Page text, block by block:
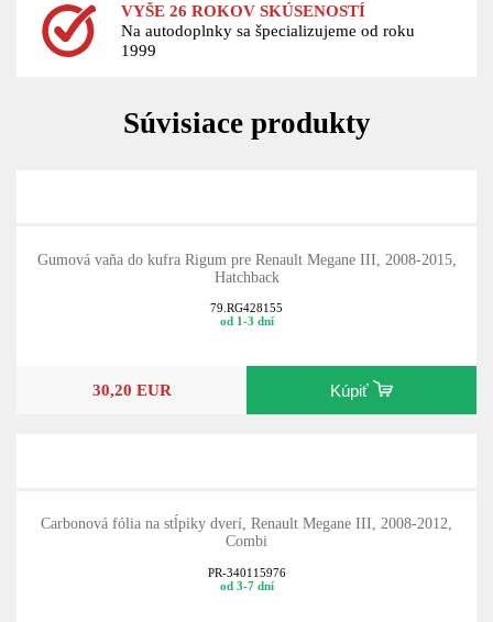
VYŠE 26 ROKOV SKÚSENOSTÍ
Na autodoplnky sa špecializujeme od roku
1999
Súvisiace produkty
Gumová vaňa do kufra Rigum pre Renault Megane III, 2008-2015,
Hatchback
79.RG428155
od 1-3 dní
30,20 EUR Kúpiť
Carbonová fólia na stĺpiky dverí, Renault Megane III, 2008-2012,
Combi
PR-340115976
od 3-7 dní